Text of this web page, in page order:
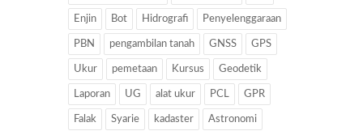
Enjin Bot Hidrografi Penyelenggaraan
PBN pengambilan tanah GNSS GPS
Ukur pemetaan Kursus Geodetik
Laporan UG alat ukur PCL GPR
Falak Syarie kadaster Astronomi